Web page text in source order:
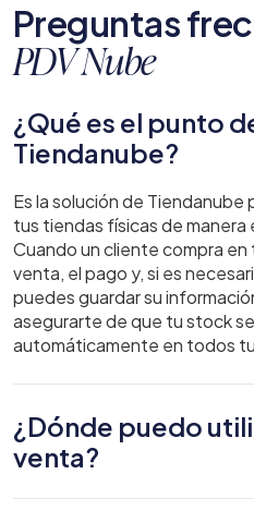
Preguntas
PDV Nube
¿Qué es el punto
Tiendanube?
Es la solución de
tus tiendas físicas de
Cuando un cliente compra
venta, el pago y, si es
puedes guardar su
asegurarte de que tu stock
automáticamente en todos
¿Dónde puedo
venta?